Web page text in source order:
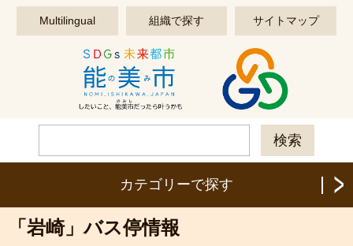
このページの本文へ移動する
Multilingual 組織で探す サイトマップ
カテゴリーで探す
「岩崎」バス停情報